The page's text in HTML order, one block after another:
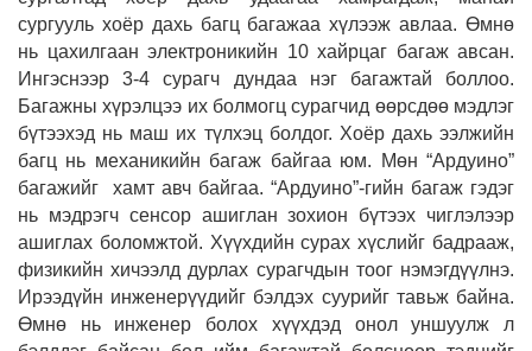
сургууль хоёр дахь багц багажаа хүлээж авлаа. Өмнө
нь цахилгаан электроникийн 10 хайрцаг багаж авсан.
Ингэснээр 3-4 сурагч дундаа нэг багажтай боллоо.
Багажны хүрэлцээ их болмогц сурагчид өөрсдөө мэдлэг
бүтээхэд нь маш их түлхэц болдог. Хоёр дахь ээлжийн
багц нь механикийн багаж байгаа юм. Мөн “Ардуино”
багажийг хамт авч байгаа. “Ардуино”-гийн багаж гэдэг
нь мэдрэгч сенсор ашиглан зохион бүтээх чиглэлээр
ашиглах боломжтой. Хүүхдийн сурах хүслийг бадрааж,
физикийн хичээлд дурлах сурагчдын тоог нэмэгдүүлнэ.
Ирээдүйн инженерүүдийг бэлдэх суурийг тавьж байна.
Өмнө нь инженер болох хүүхдэд онол уншуулж л